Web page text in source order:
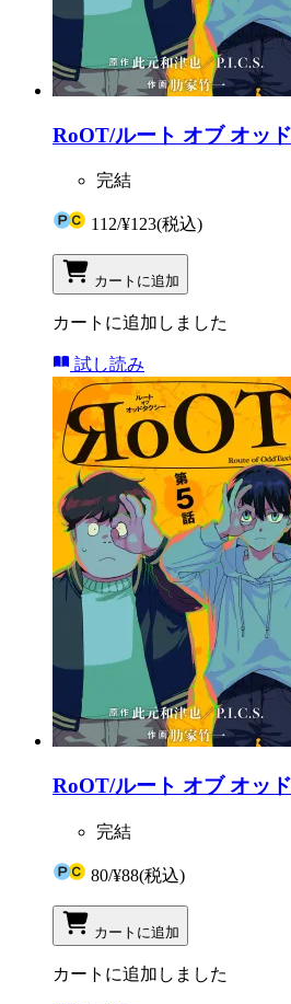
RoOT/ルート オブ オッ
完結
112/¥123(税込)
カートに追加
カートに追加しました
試し読み
RoOT/ルート オブ オッ
完結
80/¥88(税込)
カートに追加
カートに追加しました